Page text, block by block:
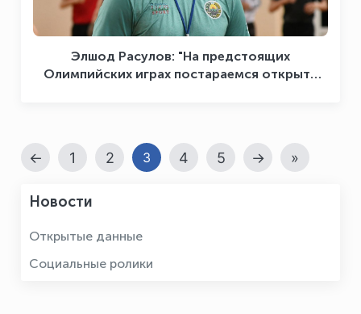
Элшод Расулов: "На предстоящих
Олимпийских играх постараемся открыть
← 1 2 3 4 5 → »
Новости
Открытые данные
Социальные ролики